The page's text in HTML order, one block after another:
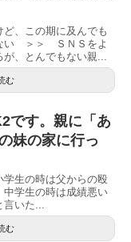
、この期に及んでも
い ＞＞ ＳＮＳをよ
、とんでもない親...
む
です。親に「あ
妹の家に行っ
学生の時は父からの殴
中学生の時は成績悪い
いた...
む